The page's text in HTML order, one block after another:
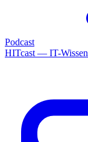
Podcast
HITcast — IT-